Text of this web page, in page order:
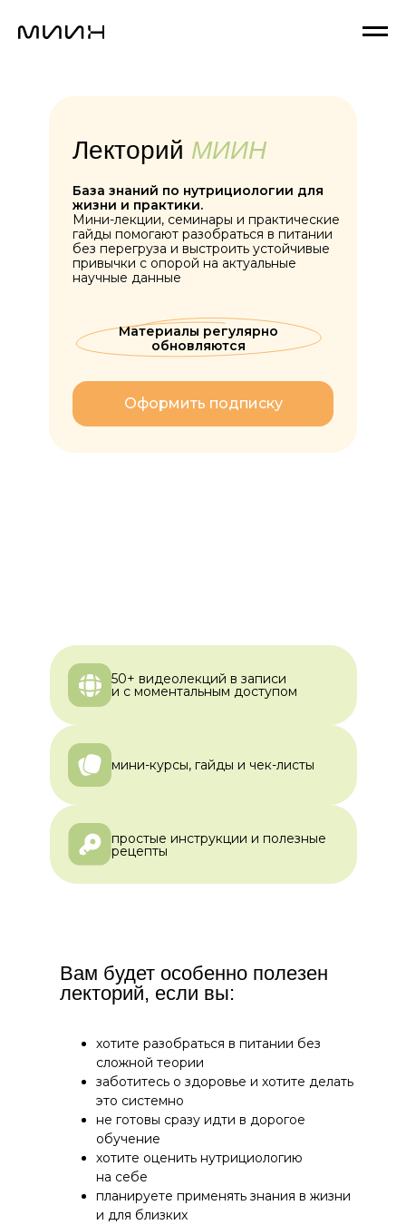
Лекторий МИИН
База знаний по нутрициологии для
жизни и практики.
Мини-лекции, семинары и практические
гайды помогают разобраться в питании
без перегруза и выстроить устойчивые
привычки с опорой на актуальные
научные данные
Материалы регулярно
обновляются
Оформить подписку
50+ видеолекций в записи
и с моментальным доступом
мини-курсы, гайды и чек-листы
простые инструкции и полезные
рецепты
Вам будет особенно полезен
лекторий, если вы:
хотите разобраться в питании без
сложной теории
заботитесь о здоровье и хотите делать
это системно
не готовы сразу идти в дорогое
обучение
хотите оценить нутрициологию
на себе
планируете применять знания в жизни
и для близких